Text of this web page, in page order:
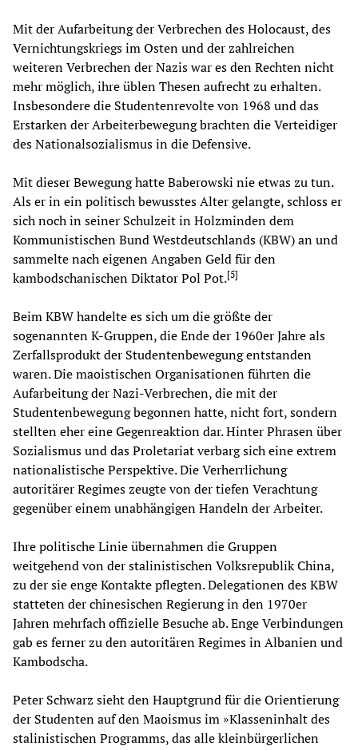
Mit der Aufarbeitung der Verbrechen des Holocaust, des
Vernichtungskriegs im Osten und der zahlreichen
weiteren Verbrechen der Nazis war es den Rechten nicht
mehr möglich, ihre üblen Thesen aufrecht zu erhalten.
Insbesondere die Studentenrevolte von 1968 und das
Erstarken der Arbeiterbewegung brachten die Verteidiger
des Nationalsozialismus in die Defensive.
Mit dieser Bewegung hatte Baberowski nie etwas zu tun.
Als er in ein politisch bewusstes Alter gelangte, schloss er
sich noch in seiner Schulzeit in Holzminden dem
Kommunistischen Bund Westdeutschlands (KBW) an und
sammelte nach eigenen Angaben Geld für den
kambodschanischen Diktator Pol Pot.[5]
Beim KBW handelte es sich um die größte der
sogenannten K-Gruppen, die Ende der 1960er Jahre als
Zerfallsprodukt der Studentenbewegung entstanden
waren. Die maoistischen Organisationen führten die
Aufarbeitung der Nazi-Verbrechen, die mit der
Studentenbewegung begonnen hatte, nicht fort, sondern
stellten eher eine Gegenreaktion dar. Hinter Phrasen über
Sozialismus und das Proletariat verbarg sich eine extrem
nationalistische Perspektive. Die Verherrlichung
autoritärer Regimes zeugte von der tiefen Verachtung
gegenüber einem unabhängigen Handeln der Arbeiter.
Ihre politische Linie übernahmen die Gruppen
weitgehend von der stalinistischen Volksrepublik China,
zu der sie enge Kontakte pflegten. Delegationen des KBW
statteten der chinesischen Regierung in den 1970er
Jahren mehrfach offizielle Besuche ab. Enge Verbindungen
gab es ferner zu den autoritären Regimes in Albanien und
Kambodscha.
Peter Schwarz sieht den Hauptgrund für die Orientierung
der Studenten auf den Maoismus im »Klasseninhalt des
stalinistischen Programms, das alle kleinbürgerlichen